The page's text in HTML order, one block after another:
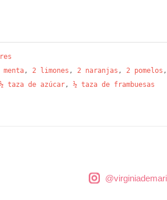
, 2 limones , 2 naranjas , 2 pomelos ,
½ taza de azúcar, ½ taza de frambuesas